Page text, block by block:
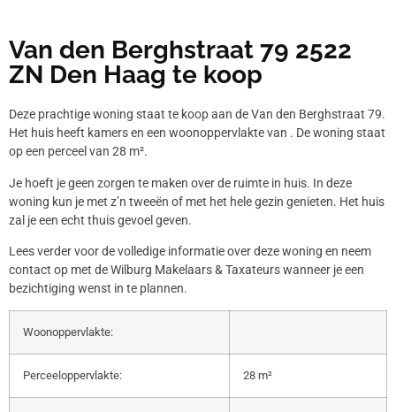
Van den Berghstraat 79 2522
ZN Den Haag te koop
Deze prachtige woning staat te koop aan de Van den Berghstraat 79.
Het huis heeft kamers en een woonoppervlakte van . De woning staat
op een perceel van 28 m².
Je hoeft je geen zorgen te maken over de ruimte in huis. In deze
woning kun je met z’n tweeën of met het hele gezin genieten. Het huis
zal je een echt thuis gevoel geven.
Lees verder voor de volledige informatie over deze woning en neem
contact op met de Wilburg Makelaars & Taxateurs wanneer je een
bezichtiging wenst in te plannen.
Woonoppervlakte:
Perceeloppervlakte: 28 m²